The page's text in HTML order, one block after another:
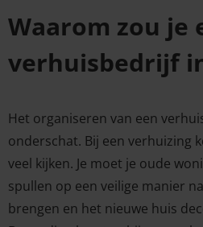
Waarom zou je
verhuisbedrijf
Het organiseren van een
onderschat. Bij een verhuizing
veel kijken. Je moet je oude
spullen op een veilige manier
brengen en het nieuwe huis